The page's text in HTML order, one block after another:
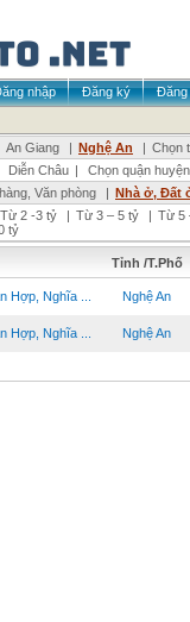
nhập Đăng ký
Đăng
An Giang | Nghệ An | Chọn
Diễn Châu |
Chọn quận
Văn phòng | Nhà ở, Đất
Từ 2 -3 tỷ | Từ 3 – 5 tỷ | Từ 5
tỷ
Tỉnh /T.Phố
Hợp, Nghĩa ... Nghệ An
Hợp, Nghĩa ... Nghệ An